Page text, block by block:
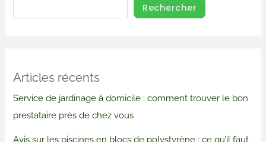
Rechercher
Articles récents
Service de jardinage à domicile : comment trouver le bon
prestataire près de chez vous
Avis sur les piscines en blocs de polystyrène : ce qu’il faut